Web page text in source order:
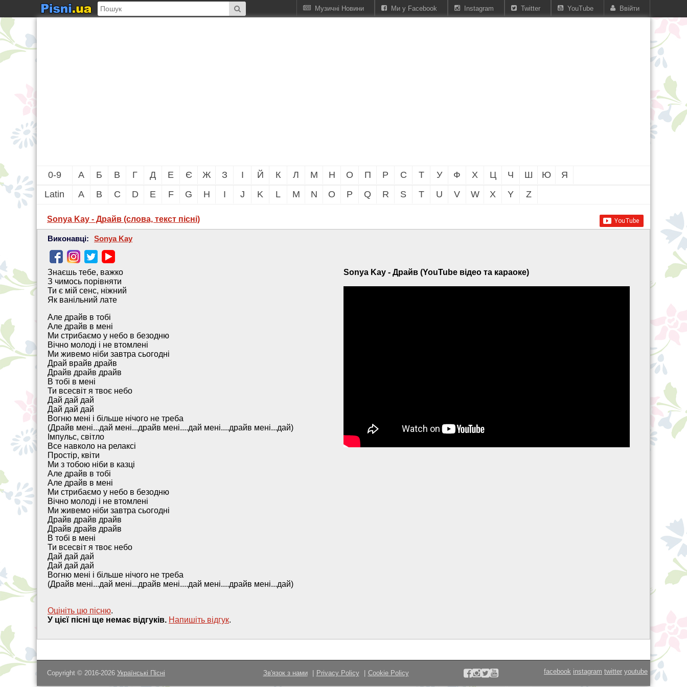
Ввійти
YouTube
Twitter
Instagram
Ми у Facebook
Музичні Новини
0-9 А Б В Г Д Е Є Ж З І Й К Л М Н О П Р С Т У Ф Х Ц Ч Ш Ю
Я
Latin
A B C D E F G H I J K L M N O P Q R S T U V W X Y Z
Sonya Kay - Драйв (слова, текст пісні)
Виконавці: Sonya Kay
Знаєшь тебе, важко
З чимось порівняти
Ти є мій сенс, ніжний
Як ванільний лате
Але драйв в тобі
Але драйв в мені
Ми стрибаємо у небо в безодню
Вічно молоді і не втомлені
Ми живемо ніби завтра сьогодні
Драй врайв драйв
Драйв драйв драйв
В тобі в мені
Ти всесвіт я твоє небо
Дай дай дай
Дай дай дай
Вогню мені і більше нічого не треба
(Драйв мені...дай мені...драйв мені....дай мені....драйв мені...дай)
Імпульс, світло
Все навколо на релаксі
Простір, квіти
Ми з тобою ніби в казці
Але драйв в тобі
Але драйв в мені
Ми стрибаємо у небо в безодню
Вічно молоді і не втомлені
Ми живемо ніби завтра сьогодні
Драйв драйв драйв
Драйв драйв драйв
В тобі в мені
Ти всесвіт я твоє небо
Дай дай дай
Дай дай дай
Вогню мені і більше нічого не треба
(Драйв мені...дай мені...драйв мені....дай мені....драйв мені...дай)
Sonya Kay - Драйв (YouTube відео та караоке)
Оцініть цю пісню.
У цієї пісні ще немає відгуків. Напишiть вiдгук.
Copyright © 2016-2026 Українські Пісні Зв'язок з нами Privacy Policy Cookie Policy facebook instagram twitter youtube